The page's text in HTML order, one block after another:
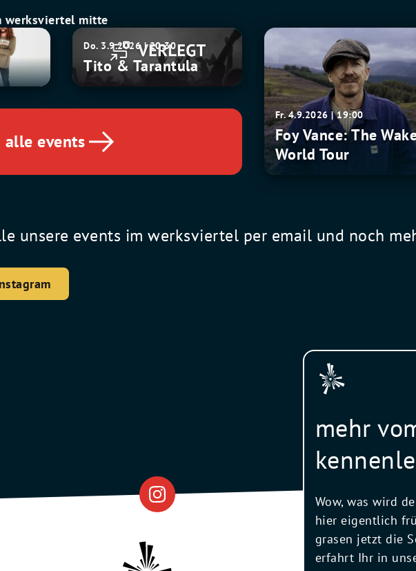
werksviertel mitte
Tito
Tarantula
Do. 3.9.2026 | 20:30
Tito & Tarantula
Foy
Vance:
The
Wake
World
Tour
Fr. 4.9.2026 | 19:00
Foy Vance: The
World Tour
alle events
unsere events im werksviertel per email und noch
mehr
Wow, was wird
hier eigentlich
grasen jetzt die
erfahrt Ihr in